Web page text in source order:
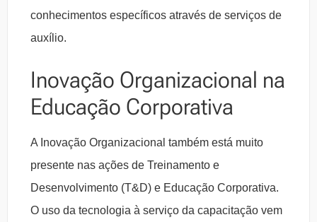
conhecimentos específicos através de serviços de
auxílio.
Inovação Organizacional na
Educação Corporativa
A Inovação Organizacional também está muito
presente nas ações de Treinamento e
Desenvolvimento (T&D) e Educação Corporativa.
O uso da tecnologia à serviço da capacitação vem